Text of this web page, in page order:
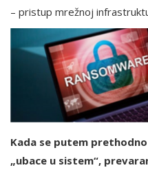
– pristup mrežnoj
Kada se putem
„ubace u sistem“,